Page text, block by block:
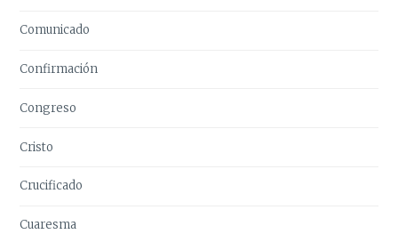
Comunicado
Confirmación
Congreso
Cristo
Crucificado
Cuaresma